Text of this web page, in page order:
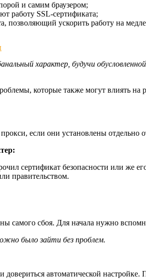
и самим браузером;
работу SSL-сертификата;
позволяющий ускорить работу на
характер, будучи обусловленной
которые также могут влиять на
если они установлены отдельно
сертификат безопасности или же
правительством.
самого сбоя. Для начала нужно
было зайти без проблем.
автоматической